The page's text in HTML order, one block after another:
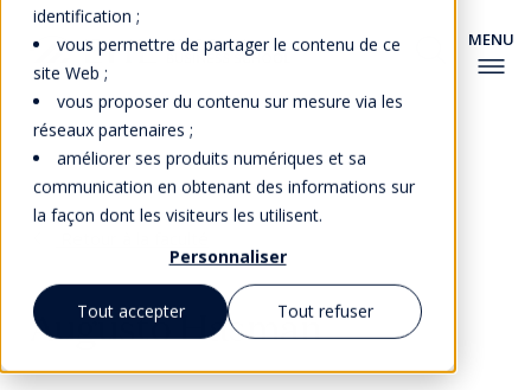
identification ;
vous permettre de partager le contenu de ce
site Web ;
vous proposer du contenu sur mesure via les
réseaux partenaires ;
améliorer ses produits numériques et sa
communication en obtenant des informations sur
la façon dont les visiteurs les utilisent.
Personnaliser
Tout accepter Tout refuser
Augusto Hasman